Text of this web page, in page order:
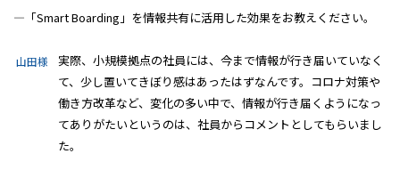
―「Smart Boarding」を情報共有に活用した効果をお教えください。
山田様
実際、小規模拠点の社員には、今まで情報が行き届いていなく
て、少し置いてきぼり感はあったはずなんです。コロナ対策や
働き方改革など、変化の多い中で、情報が行き届くようになっ
てありがたいというのは、社員からコメントとしてもらいまし
た。